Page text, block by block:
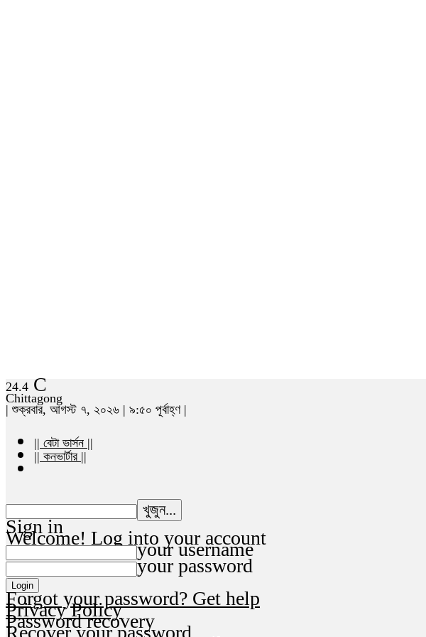
24.4 C
Chittagong
| শুক্রবার, আগস্ট ৭, ২০২৬ | ৯:৫০ পূর্বাহ্ণ |
|| বেটা ভার্সন ||
|| কনভার্টার ||
Sign in
Welcome! Log into your account
your username
your password
Forgot your password? Get help
Privacy Policy
Password recovery